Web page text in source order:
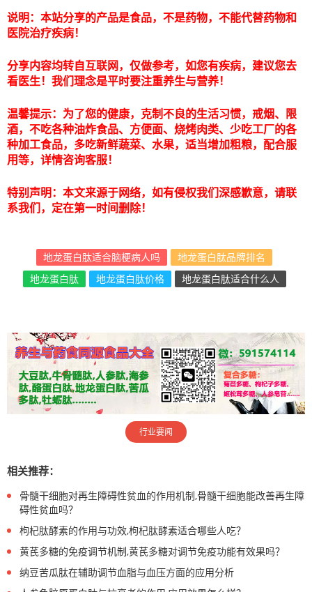
说明：本站分享的产品是食品，不是药物，不能代替药物和
医院治疗疾病！
分享内容均转自互联网，仅做参考，如您有疾病，建议您去
看医生！我们理念是平时要注重养生与营养！
温馨提示：为了您的健康，克制不良的生活习惯，戒烟、限
酒，不吃各种油炸食品、方便面、烧烤肉类、少吃工厂的各
种加工食品，多吃新鲜蔬菜、水果，适当增加粗粮，配合服
用等，详情咨询客服！
特别声明：本文来源于网络，如有侵权我们深感歉意，请联
系我们，定在第一时间删除！
地龙蛋白肽适合脑梗病人吗
地龙蛋白肽品牌排名
地龙蛋白肽
地龙蛋白肽价格 地龙蛋白肽适合什么人
行业要闻
相关推荐：
骨髓干细胞对再生障碍性贫血的作用机制,骨髓干细胞能改善再生障
碍性贫血吗？
枸杞肽酵素的作用与功效,枸杞肽酵素适合哪些人吃？
黄芪多糖的免疫调节机制,黄芪多糖对调节免疫功能有效果吗？
纳豆苦瓜肽在辅助调节血脂与血压方面的应用分析